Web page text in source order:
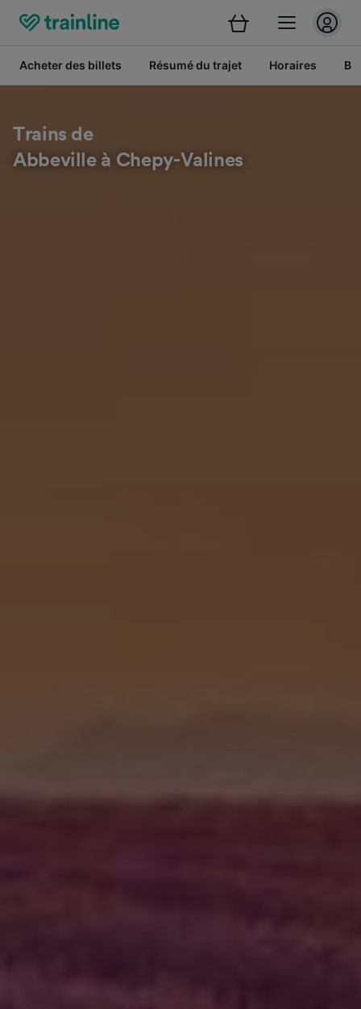
Acheter des billets Résumé du trajet Horaires
Trains de
Abbeville à Chepy-Valines